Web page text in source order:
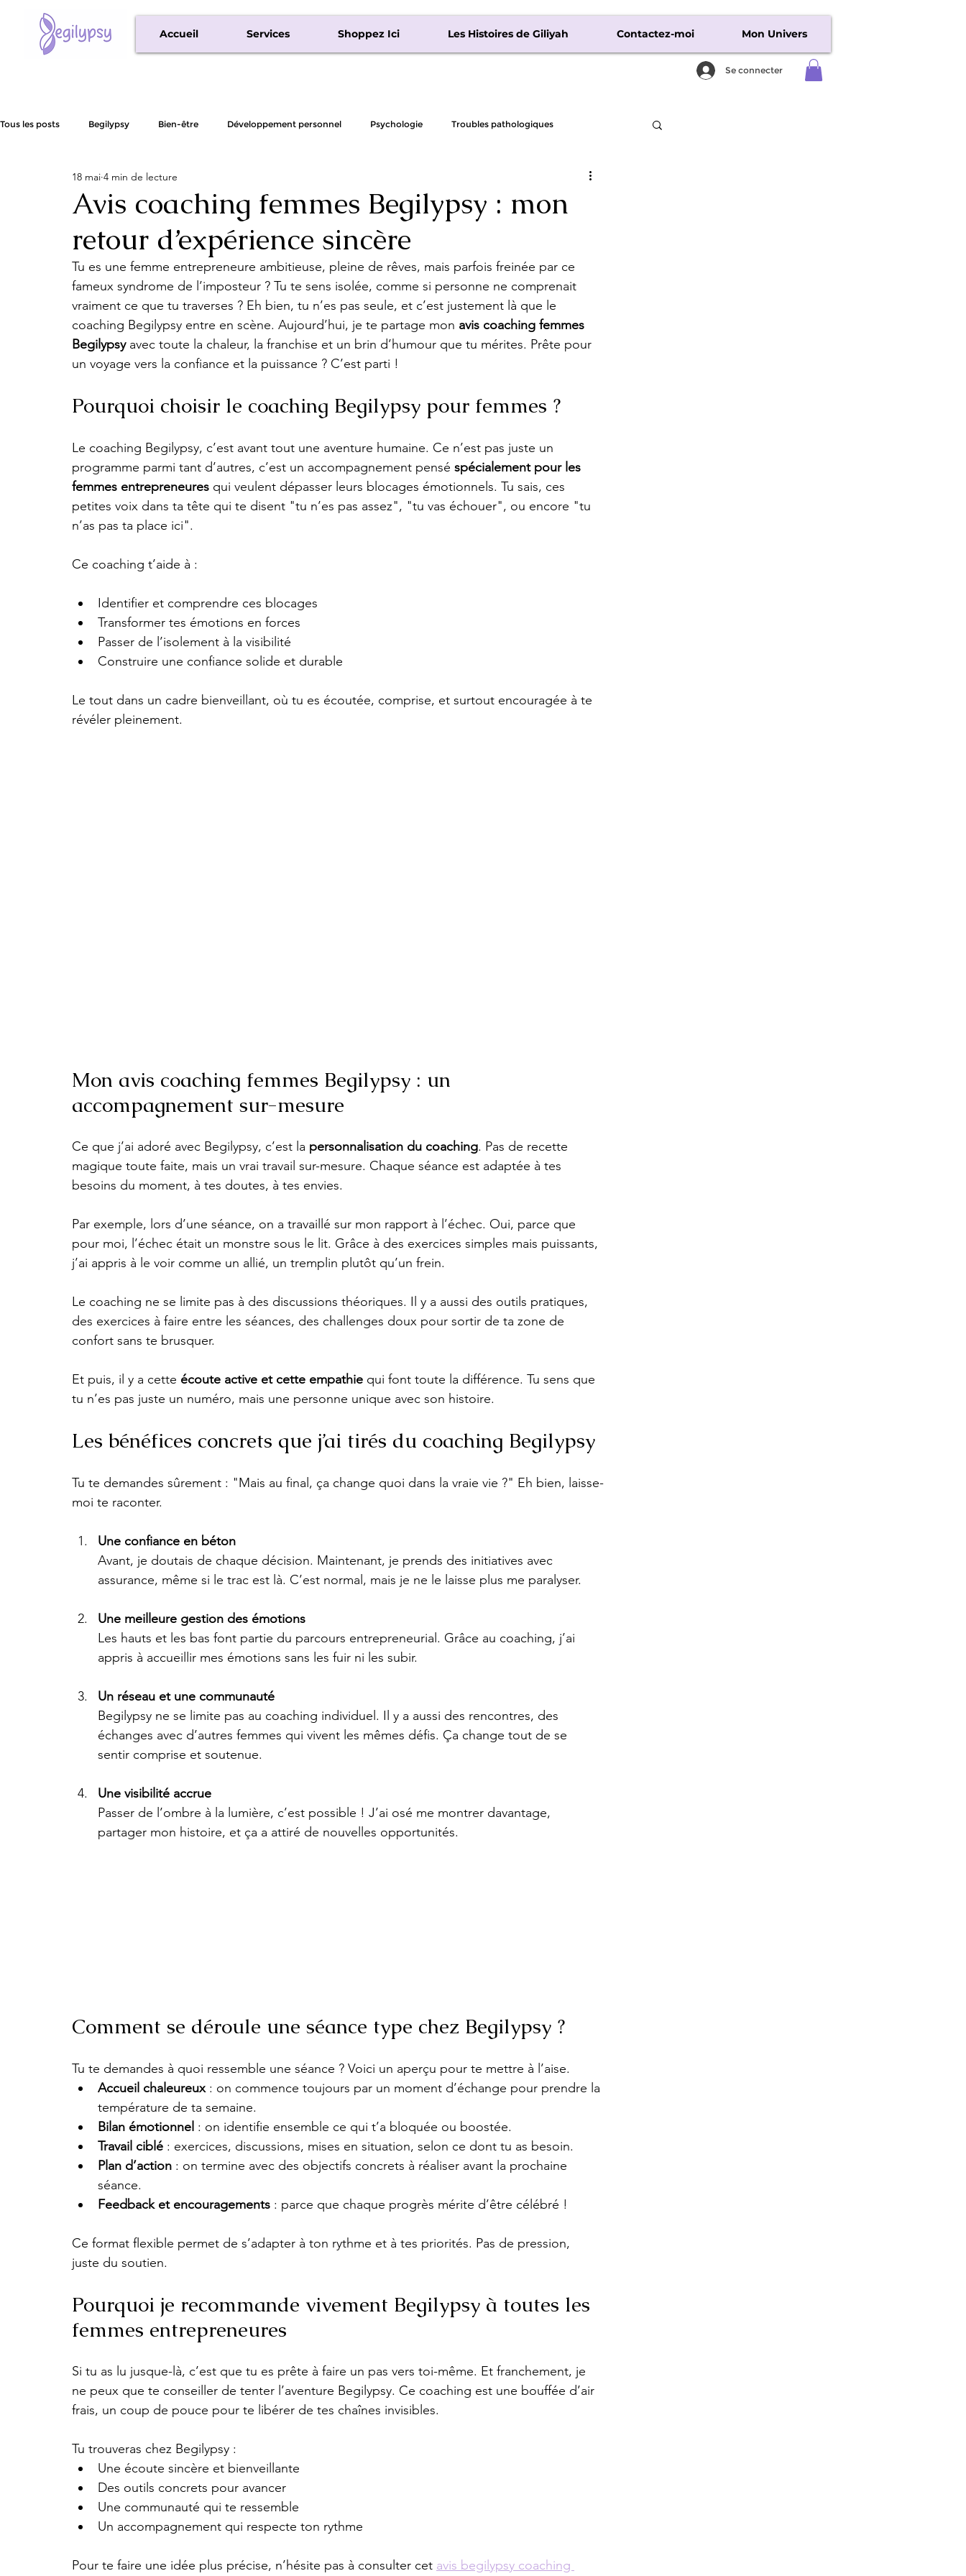
Accueil Services Shoppez Ici Les Histoires de Giliyah Contactez-moi Mon Univers
Se connecter
Tous les posts Begilypsy Bien-être Développement personnel Psychologie Troubles pathologiques
Empowerment Féminin Conseils Business
Avis coaching femmes Begilypsy : mon
retour d’expérience sincère
18 mai 4 min de lecture
Tu es une femme entrepreneure ambitieuse, pleine de rêves, mais parfois freinée par ce
fameux syndrome de l’imposteur ? Tu te sens isolée, comme si personne ne comprenait
vraiment ce que tu traverses ? Eh bien, tu n’es pas seule, et c’est justement là que le
coaching Begilypsy entre en scène. Aujourd’hui, je te partage mon avis coaching femmes
Begilypsy avec toute la chaleur, la franchise et un brin d’humour que tu mérites. Prête pour
un voyage vers la confiance et la puissance ? C’est parti !
Pourquoi choisir le coaching Begilypsy pour femmes ?
Le coaching Begilypsy, c’est avant tout une aventure humaine. Ce n’est pas juste un
programme parmi tant d’autres, c’est un accompagnement pensé spécialement pour les
femmes entrepreneures qui veulent dépasser leurs blocages émotionnels. Tu sais, ces
petites voix dans ta tête qui te disent "tu n’es pas assez", "tu vas échouer", ou encore "tu
n’as pas ta place ici".
Ce coaching t’aide à :
Identifier et comprendre ces blocages
Transformer tes émotions en forces
Passer de l’isolement à la visibilité
Construire une confiance solide et durable
Le tout dans un cadre bienveillant, où tu es écoutée, comprise, et surtout encouragée à te
révéler pleinement.
Mon avis coaching femmes Begilypsy : un
accompagnement sur-mesure
Ce que j’ai adoré avec Begilypsy, c’est la personnalisation du coaching. Pas de recette
magique toute faite, mais un vrai travail sur-mesure. Chaque séance est adaptée à tes
besoins du moment, à tes doutes, à tes envies.
Par exemple, lors d’une séance, on a travaillé sur mon rapport à l’échec. Oui, parce que
pour moi, l’échec était un monstre sous le lit. Grâce à des exercices simples mais puissants,
j’ai appris à le voir comme un allié, un tremplin plutôt qu’un frein.
Le coaching ne se limite pas à des discussions théoriques. Il y a aussi des outils pratiques,
des exercices à faire entre les séances, des challenges doux pour sortir de ta zone de
confort sans te brusquer.
Et puis, il y a cette écoute active et cette empathie qui font toute la différence. Tu sens que
tu n’es pas juste un numéro, mais une personne unique avec son histoire.
Les bénéfices concrets que j’ai tirés du coaching Begilypsy
Tu te demandes sûrement : "Mais au final, ça change quoi dans la vraie vie ?" Eh bien, laisse-
moi te raconter.
Une confiance en béton
Avant, je doutais de chaque décision. Maintenant, je prends des initiatives avec
assurance, même si le trac est là. C’est normal, mais je ne le laisse plus me paralyser.
Une meilleure gestion des émotions
Les hauts et les bas font partie du parcours entrepreneurial. Grâce au coaching, j’ai
appris à accueillir mes émotions sans les fuir ni les subir.
Un réseau et une communauté
Begilypsy ne se limite pas au coaching individuel. Il y a aussi des rencontres, des
échanges avec d’autres femmes qui vivent les mêmes défis. Ça change tout de se
sentir comprise et soutenue.
Une visibilité accrue
Passer de l’ombre à la lumière, c’est possible ! J’ai osé me montrer davantage,
partager mon histoire, et ça a attiré de nouvelles opportunités.
Comment se déroule une séance type chez Begilypsy ?
Tu te demandes à quoi ressemble une séance ? Voici un aperçu pour te mettre à l’aise.
Accueil chaleureux : on commence toujours par un moment d’échange pour prendre la
température de ta semaine.
Bilan émotionnel : on identifie ensemble ce qui t’a bloquée ou boostée.
Travail ciblé : exercices, discussions, mises en situation, selon ce dont tu as besoin.
Plan d’action : on termine avec des objectifs concrets à réaliser avant la prochaine
séance.
Feedback et encouragements : parce que chaque progrès mérite d’être célébré !
Ce format flexible permet de s’adapter à ton rythme et à tes priorités. Pas de pression,
juste du soutien.
Pourquoi je recommande vivement Begilypsy à toutes les
femmes entrepreneures
Si tu as lu jusque-là, c’est que tu es prête à faire un pas vers toi-même. Et franchement, je
ne peux que te conseiller de tenter l’aventure Begilypsy. Ce coaching est une bouffée d’air
frais, un coup de pouce pour te libérer de tes chaînes invisibles.
Tu trouveras chez Begilypsy :
Une écoute sincère et bienveillante
Des outils concrets pour avancer
Une communauté qui te ressemble
Un accompagnement qui respecte ton rythme
Pour te faire une idée plus précise, n’hésite pas à consulter cet avis begilypsy coaching